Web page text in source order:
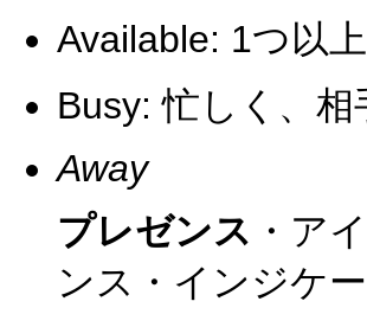
Available: 1つ以
Busy: 忙しく、
Away
プレゼンス ・ア
ンス・インジケ